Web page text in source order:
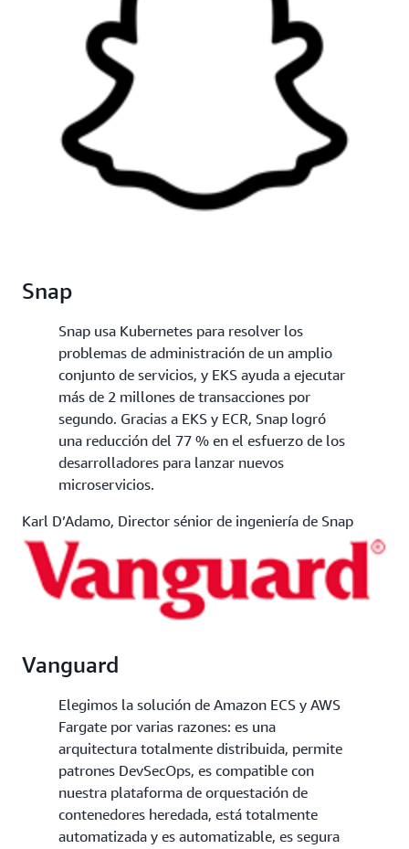
Snap
Snap usa Kubernetes para resolver los
problemas de administración de un amplio
conjunto de servicios, y EKS ayuda a ejecutar
más de 2 millones de transacciones por
segundo. Gracias a EKS y ECR, Snap logró
una reducción del 77 % en el esfuerzo de los
desarrolladores para lanzar nuevos
microservicios.
Karl D’Adamo, Director sénior de ingeniería de Snap
Vanguard
Elegimos la solución de Amazon ECS y AWS
Fargate por varias razones: es una
arquitectura totalmente distribuida, permite
patrones DevSecOps, es compatible con
nuestra plataforma de orquestación de
contenedores heredada, está totalmente
automatizada y es automatizable, es segura